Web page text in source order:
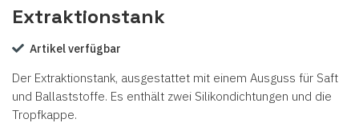
Extraktionstank
Artikel verfügbar
Der Extraktionstank, ausgestattet mit einem Ausguss für Saft
und Ballaststoffe. Es enthält zwei Silikondichtungen und die
Tropfkappe.